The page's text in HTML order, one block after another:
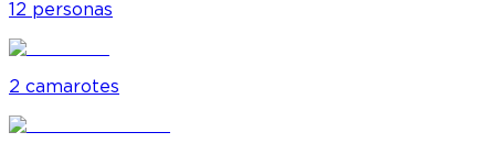
12 personas
2 camarotes